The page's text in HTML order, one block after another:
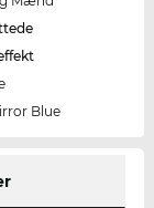
Blue